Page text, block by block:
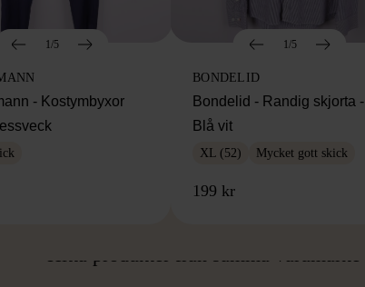
1/5
- Kostymbyxor
1/5
BONDELID
Bondelid - Randig skjorta -
Blå vit
XL (52) Mycket gott skick
199 kr
Hitta produkter från samma varumärke